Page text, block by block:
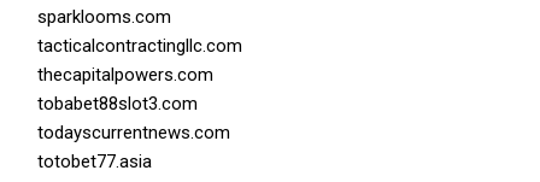
sparklooms.com
tacticalcontractingllc.com
thecapitalpowers.com
tobabet88slot3.com
todayscurrentnews.com
totobet77.asia